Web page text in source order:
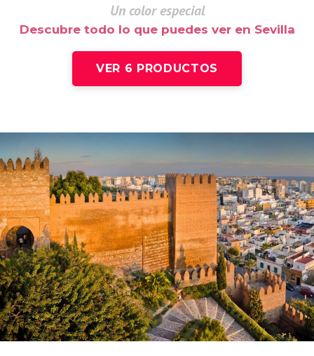
Un color especial
Descubre todo lo que puedes ver en Sevilla
VER 6 PRODUCTOS